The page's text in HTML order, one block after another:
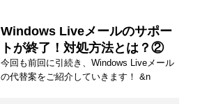
Windows Liveメールのサポー
トが終了！対処方法とは？②
今回も前回に引続き、Windows Liveメール
の代替案をご紹介していきます！ &n